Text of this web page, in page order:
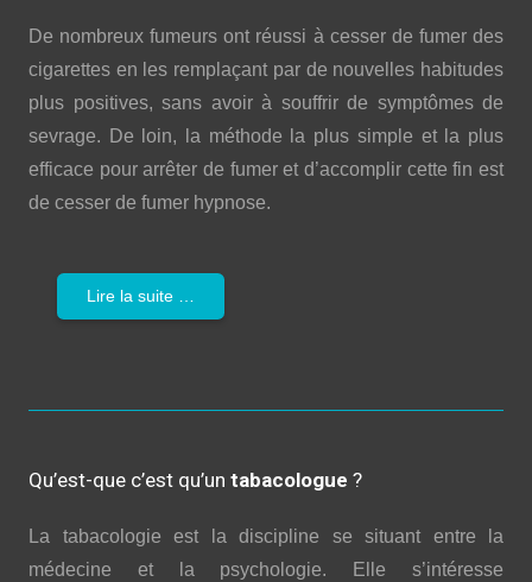
De nombreux fumeurs ont réussi à cesser de fumer des
cigarettes en les remplaçant par de nouvelles habitudes
plus positives, sans avoir à souffrir de symptômes de
sevrage. De loin, la méthode la plus simple et la plus
efficace pour arrêter de fumer et d’accomplir cette fin est
de cesser de fumer hypnose.
Lire la suite …
Qu’est-que c’est qu’un tabacologue ?
La tabacologie est la discipline se situant entre la
médecine et la psychologie. Elle s’intéresse